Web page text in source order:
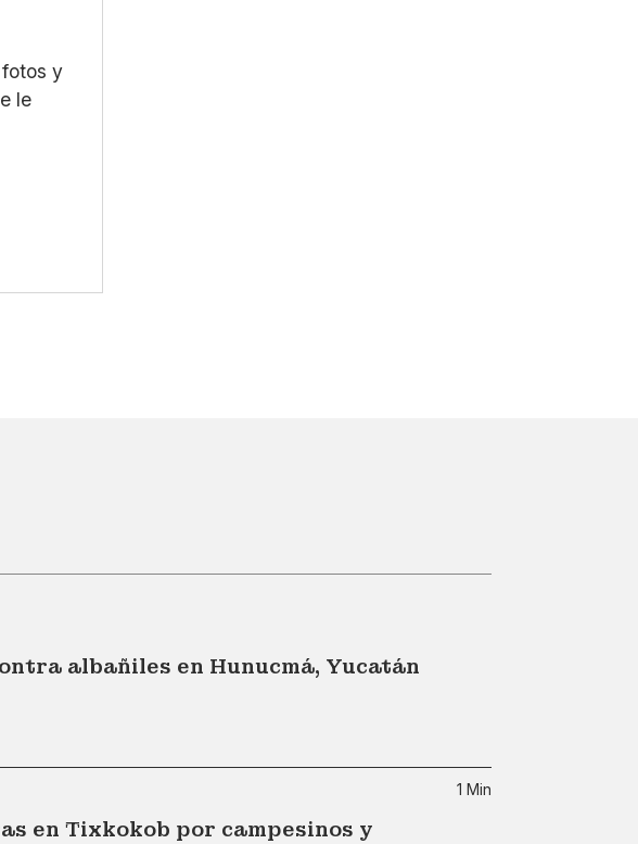
y
le
albañiles en Hunucmá, Yucatán
1 Min
en Tixkokob por campesinos y